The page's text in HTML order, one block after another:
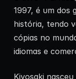
1997, é um dos
história, tendo
cópias no
idiomas e
Kiyosaki